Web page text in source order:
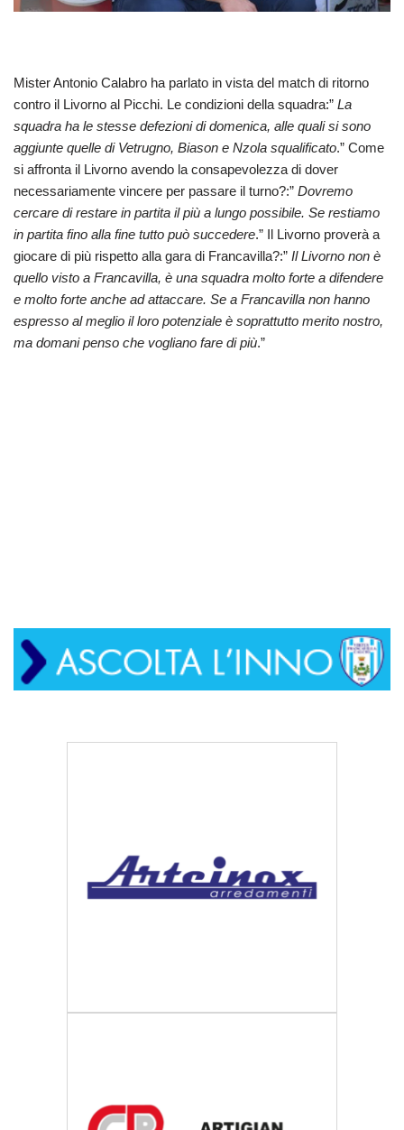
Mister Antonio Calabro ha parlato in vista del match di ritorno
contro il Livorno al Picchi. Le condizioni della squadra:” La
squadra ha le stesse defezioni di domenica, alle quali si sono
aggiunte quelle di Vetrugno, Biason e Nzola squalificato.” Come
si affronta il Livorno avendo la consapevolezza di dover
necessariamente vincere per passare il turno?:” Dovremo
cercare di restare in partita il più a lungo possibile. Se restiamo
in partita fino alla fine tutto può succedere.” Il Livorno proverà a
giocare di più rispetto alla gara di Francavilla?:” Il Livorno non è
quello visto a Francavilla, è una squadra molto forte a difendere
e molto forte anche ad attaccare. Se a Francavilla non hanno
espresso al meglio il loro potenziale è soprattutto merito nostro,
ma domani penso che vogliano fare di più.”